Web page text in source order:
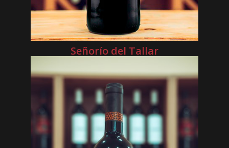
Señorío del Tallar